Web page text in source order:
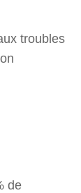
troubles
de